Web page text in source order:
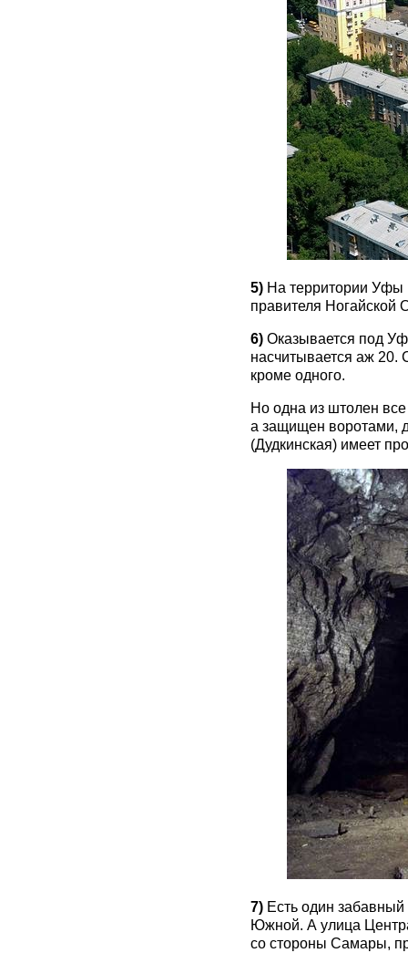
5) На территории Уфы
правителя Ногайской
6) Оказывается под
насчитывается аж
кроме одного.
Но одна из штолен все
а защищен воротами,
(Дудкинская) имеет
7) Есть один
Южной. А улица
со стороны Самары,